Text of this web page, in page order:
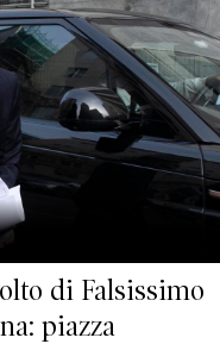
di Falsissimo
piazza